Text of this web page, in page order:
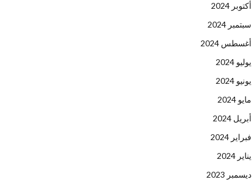
أكتوبر 2024
سبتمبر 2024
أغسطس 2024
يوليو 2024
يونيو 2024
مايو 2024
أبريل 2024
فبراير 2024
يناير 2024
ديسمبر 2023